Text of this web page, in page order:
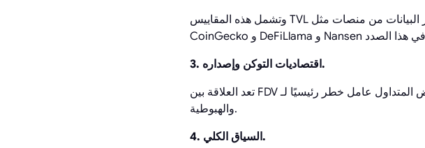
وتشمل هذه المقاييس TVL وعدد العناوين النشطة وحجم المعاملات وسلوك الحيتان. توفر البيانات من منصات مثل
3. اقتصاديات التوكن وإصداره.
تعد العلاقة بين FDV والعرض المتداول عامل خطر رئيسيًا لـ SUI وتلعب دورًا رئيسيًا في كل من السيناريوهات الصعودية
والهبوطية.
4. السياق الكلي.